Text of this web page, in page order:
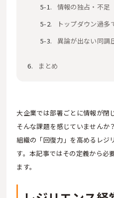
情報の独占・不足
トップダウン過多
異論が出ない同調
まとめ
大企業では部署ごとに情報が閉
そんな課題を感じていませんか
組織の「回復力」を高めるレジ
す。本記事ではその定義から必
ます。